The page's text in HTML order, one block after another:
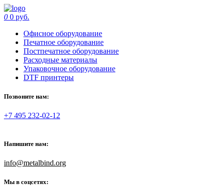
0 0 руб.
Офисное оборудование
Печатное оборудование
Постпечатное оборудование
Расходные материалы
Упаковочное оборудование
DTF принтеры
Позвоните нам:
+7 495 232-02-12
Напишите нам:
info@metalbind.org
Мы в соцсетях: